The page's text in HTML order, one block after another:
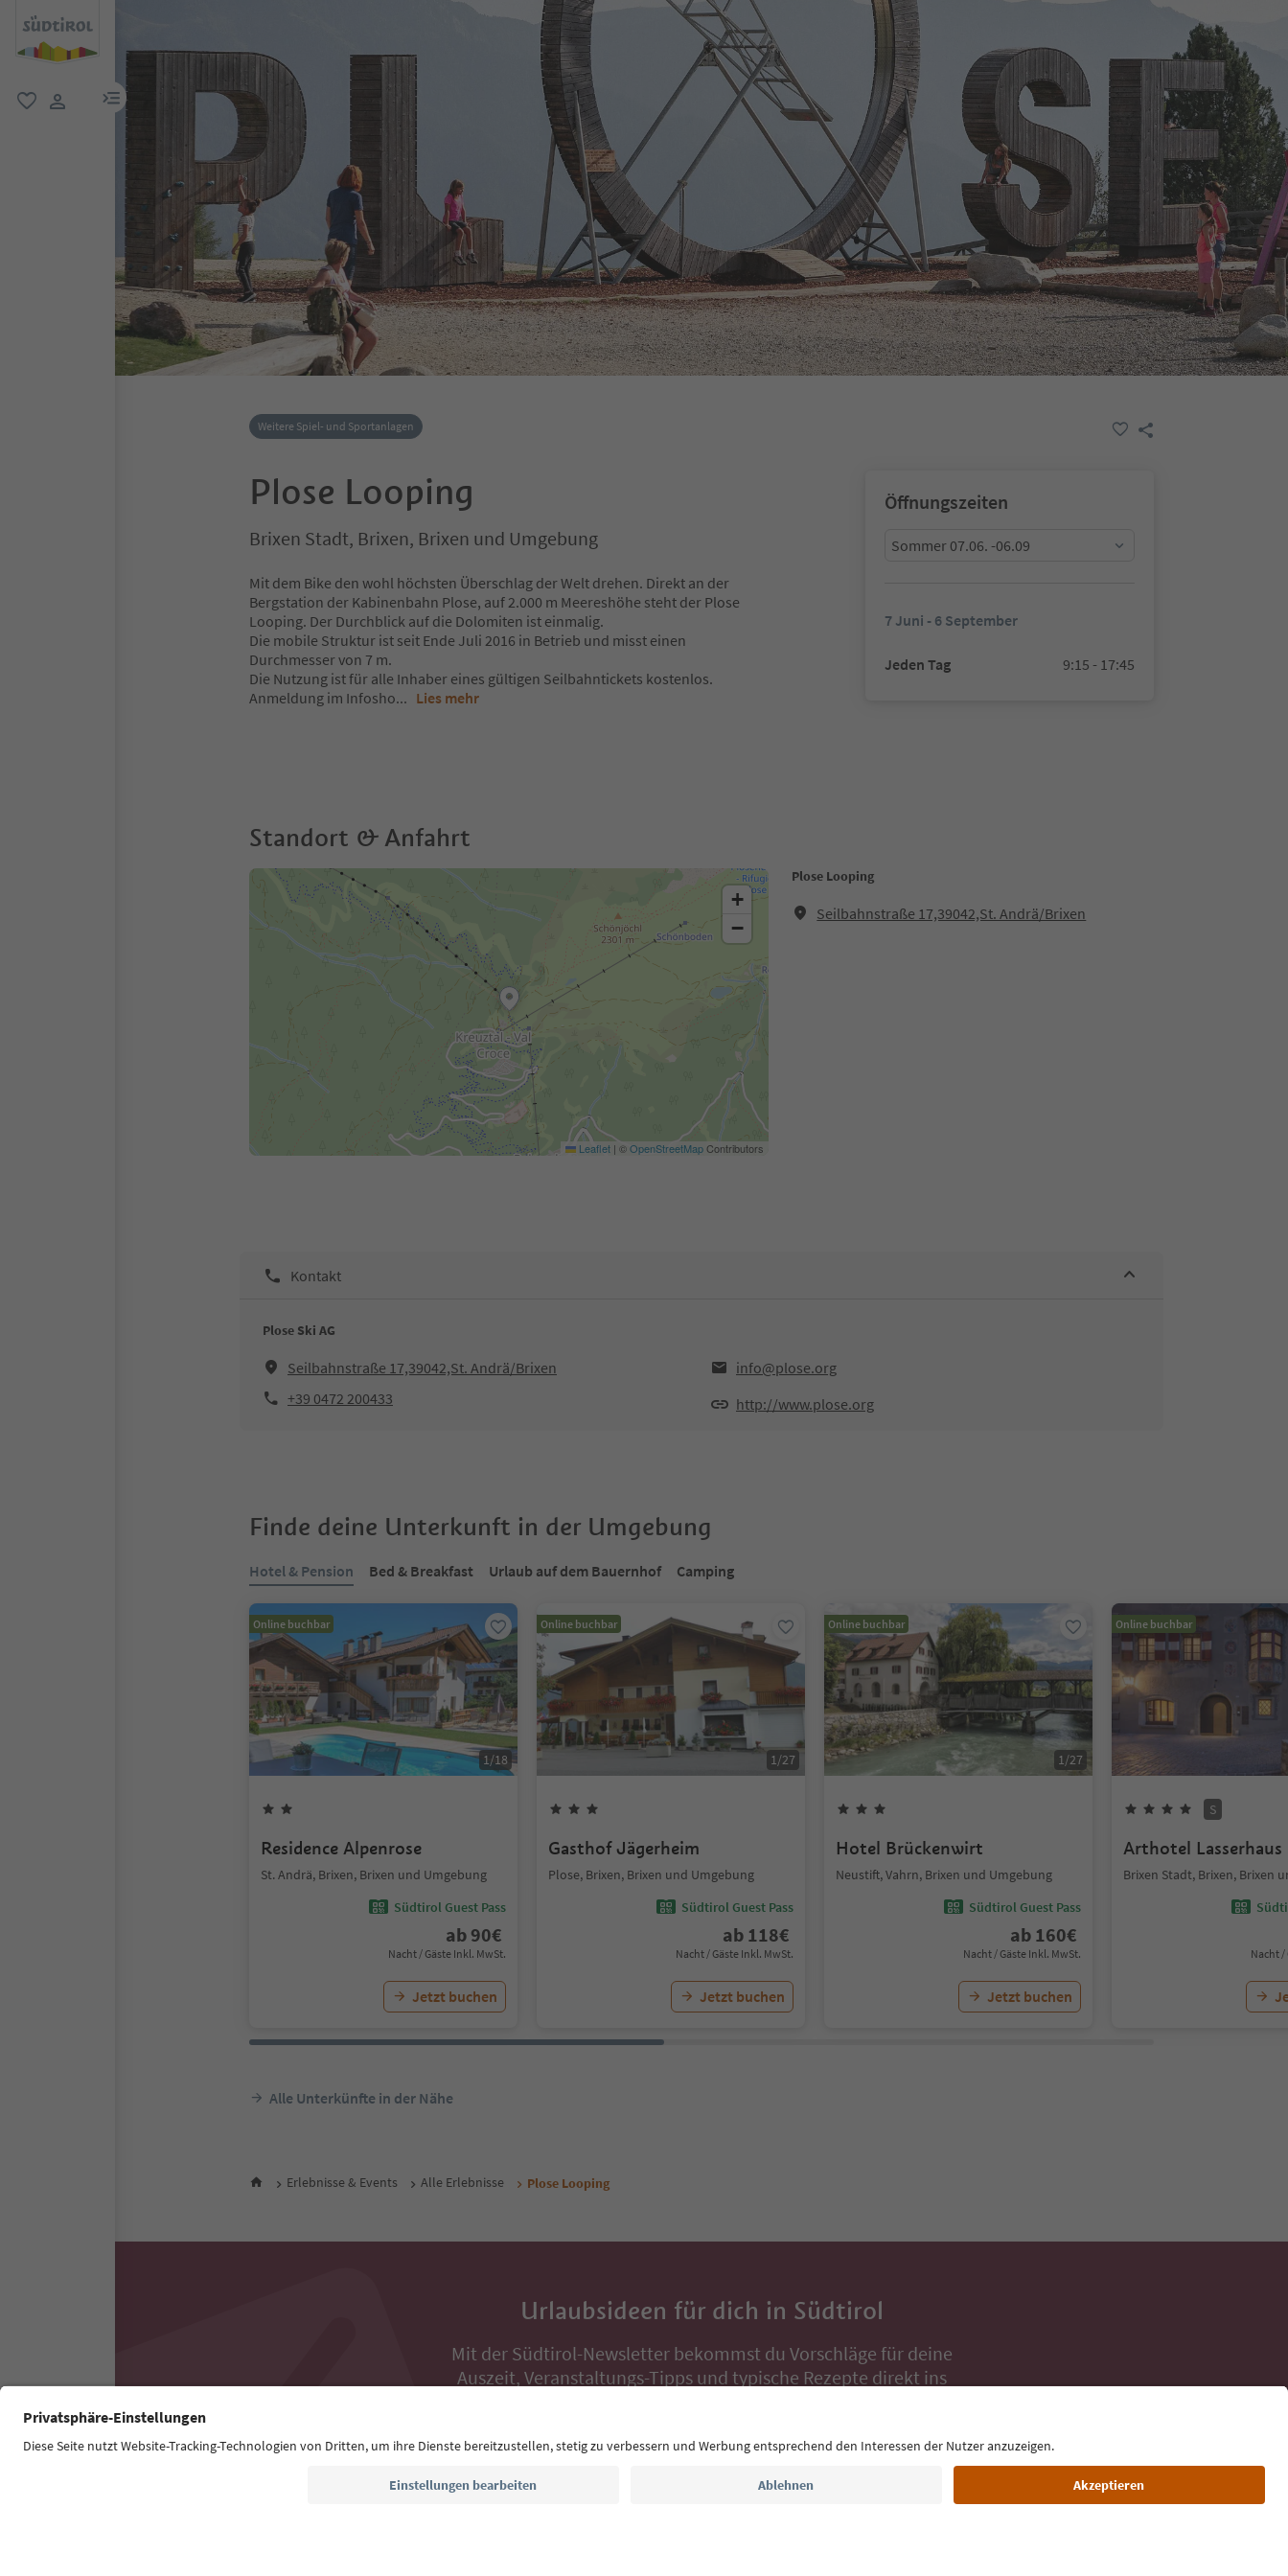
menu link
Weitere Spiel- und Sportanlagen
Plose Looping
Brixen Stadt, Brixen, Brixen und Umgebung
Mit dem Bike den wohl höchsten Überschlag der Welt drehen. Direkt an der
Bergstation der Kabinenbahn Plose, auf 2.000 m Meereshöhe steht der Plose
Looping. Der Durchblick auf die Dolomiten ist einmalig.
Die mobile Struktur ist seit Ende Juli 2016 in Betrieb und misst einen
Durchmesser von 7 m.
Die Nutzung ist für alle Inhaber eines gültigen Seilbahntickets kostenlos.
Anmeldung im Infosho... Lies mehr
Öffnungszeiten
Sommer 07.06. -06.09
7 Juni - 6 September
Jeden Tag 9:15 - 17:45
Standort & Anfahrt
Plose Looping
Seilbahnstraße 17,39042,St. Andrä/Brixen
+
−
Leaflet | ©OpenStreetMapContributors
Kontakt
Plose Ski AG
Seilbahnstraße 17,39042,St. Andrä/Brixen
info@plose.org
+39 0472 200433
http://www.plose.org
Finde deine Unterkunft in der Umgebung
Hotel & Pension Bed & Breakfast Urlaub auf dem Bauernhof Camping
Online buchbar
1/18
Residence Alpenrose
St. Andrä, Brixen, Brixen und Umgebung
Südtirol Guest Pass
ab 90€
Nacht / Gäste Inkl. MwSt.
Jetzt buchen
Online buchbar
1/27
Gasthof Jägerheim
Plose, Brixen, Brixen und Umgebung
Südtirol Guest Pass
ab 118€
Nacht / Gäste Inkl. MwSt.
Jetzt buchen
Online buchbar
1/27
Hotel Brückenwirt
Neustift, Vahrn, Brixen und Umgebung
Südtirol Guest Pass
ab 160€
Nacht / Gäste Inkl. MwSt.
Jetzt buchen
Online buchbar
S
Arthotel Lasserhaus
Brixen Stadt, Brixen, Brixen
Nacht /
Alle Unterkünfte in der Nähe
Erlebnisse & Events Alle Erlebnisse Plose Looping
Urlaubsideen für dich in Südtirol
Mit der Südtirol-Newsletter bekommst du Vorschläge für deine
Auszeit, Veranstaltungs-Tipps und typische Rezepte direkt ins